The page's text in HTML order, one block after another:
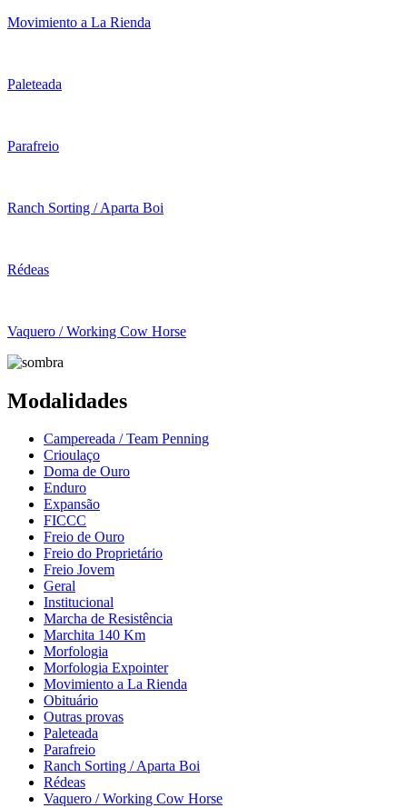
Movimiento a La Rienda
Paleteada
Parafreio
Ranch Sorting / Aparta Boi
Rédeas
Vaquero / Working Cow Horse
Modalidades
Campereada / Team Penning
Crioulaço
Doma de Ouro
Enduro
Expansão
FICCC
Freio de Ouro
Freio do Proprietário
Freio Jovem
Geral
Institucional
Marcha de Resistência
Marchita 140 Km
Morfologia
Morfologia Expointer
Movimiento a La Rienda
Obituário
Outras provas
Paleteada
Parafreio
Ranch Sorting / Aparta Boi
Rédeas
Vaquero / Working Cow Horse